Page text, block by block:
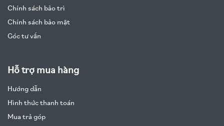
Chính sách bảo trì
Chính sách bảo mật
Góc tư vấn
Hỗ trợ mua hàng
Hướng dẫn
Hình thức thanh toán
Mua trả góp